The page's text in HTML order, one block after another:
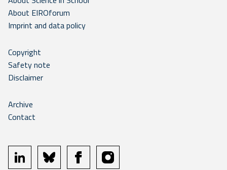
About EIROforum
Imprint and data policy
Copyright
Safety note
Disclaimer
Archive
Contact
linkedin bluesky facebookinstagram